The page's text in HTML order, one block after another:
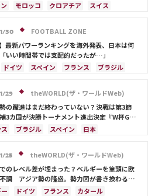
モロッコ クロアチア
スイス
・メッシ
キリアン・ムバッペ
ル
フランス ベルギー
イングランド
ド
カナダ メキシコ セネガル
サウジアラビア オランダ
ポルトガル
ドイツ デンマーク
セルビア
ル
ウルグアイ ガーナ
ウェールズ
ウド
ルカ・モドリッチ
ネイマール
・ハキミ
カゼミーロ
ポール・ポグバ
ル・バラン
30
FOOTBALL ZONE
】最新パワーランキングを海外発表、日本は何
いい時間帯では支配的だったが…」
ドイツ スペイン フランス
ブラジル
イラン サウジアラビア
デンマーク
クロアチア イングランド
オランダ
ド
ポルトガル
アルゼンチン
ル
ウルグアイ カナダ
メキシコ
ウェールズ
オーストラリア
三笘 薫 キリアン・ムバッペ
29
theWORLD(ザ・ワールドWeb)
の躍進はまだ終わっていない？決戦は第3節
3カ国が決勝トーナメント進出決定『W杯GS
とめ』ブラジル スペイン
日本
ル
オーストラリア
クロアチア
韓国 カタール イラン
デンマーク
ンド
エクアドル
ウルグアイ
セネガル モロッコ
アメリカ
25
theWORLD(ザ・ワールドWeb)
のレベル差が埋まった？ベルギーを筆頭に欧
調 アジア勢の隆盛。勢力図が書き換わる
第1節まとめ』
ドイツ フランス
カタール